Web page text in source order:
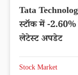
Tata
स्टॉक में -2.60%
लेटेस्ट अपडेट
Stock Market